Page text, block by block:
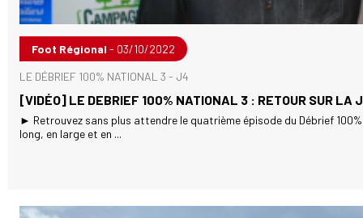
Foot Régional - 03/10/2022
LE DÉBRIEF 100% NATIONAL 3 - J4
[VIDÉO] LE DEBRIEF 100% NATIONAL 3 : RETOUR SUR LA
► Retrouvez sans plus attendre le quatrième épisode du Débrief
long, en large et en ...